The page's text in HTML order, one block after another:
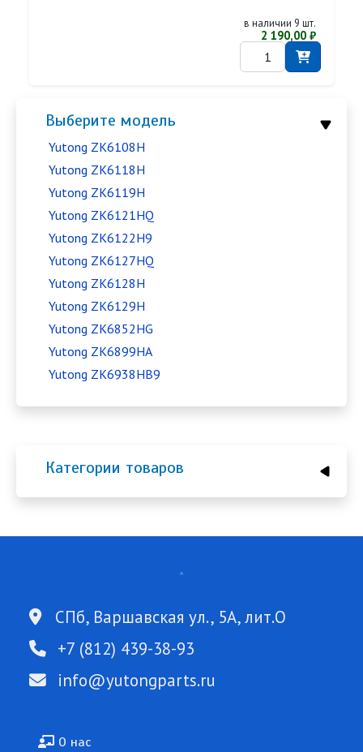
Выберите модель
Yutong ZK6108H
Yutong ZK6118H
Yutong ZK6119H
Yutong ZK6121HQ
Yutong ZK6122H9
Yutong ZK6127HQ
Yutong ZK6128H
Yutong ZK6129H
Yutong ZK6852HG
Yutong ZK6899HA
Yutong ZK6938HB9
Категории товаров
в наличии 9 шт.
2 190,00 ₽
СПб, Варшавская ул., 5А, лит.О
+7 (812) 439-38-93
info@yutongparts.ru
Подвал
О нас